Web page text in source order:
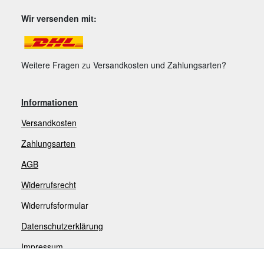
Wir versenden mit:
Weitere Fragen zu Versandkosten und Zahlungsarten?
Informationen
Versandkosten
Zahlungsarten
AGB
Widerrufsrecht
Widerrufsformular
Datenschutzerklärung
Impressum